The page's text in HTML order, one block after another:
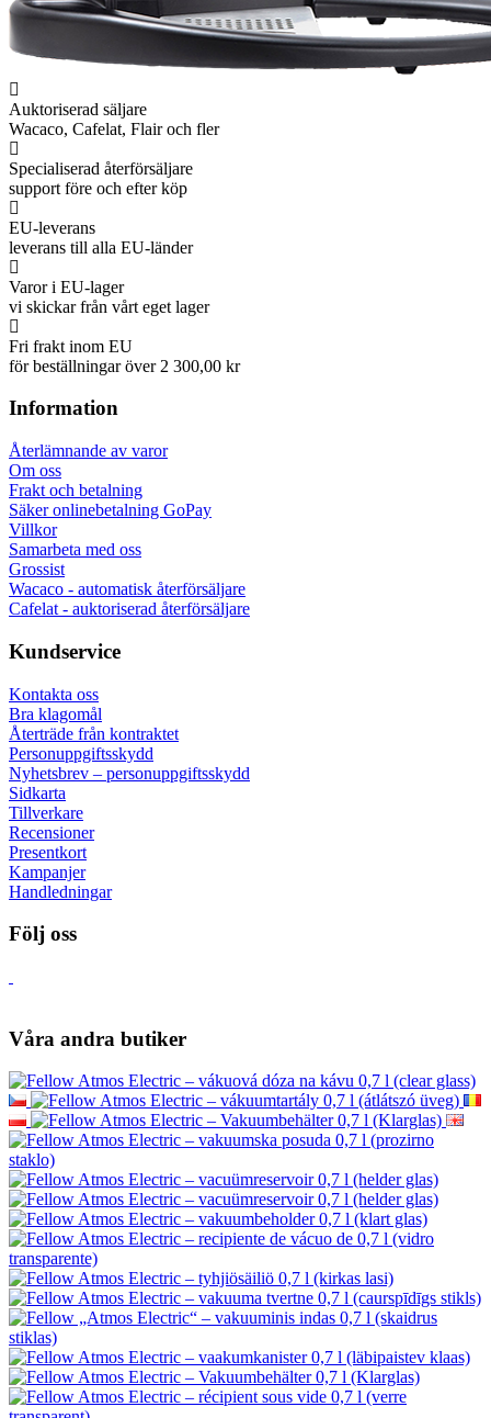
Wacaco, Cafelat, Flair och fler
Specialiserad återförsäljare
support före och efter köp
EU-leverans
leverans till alla EU-länder
Varor i EU-lager
vi skickar från vårt eget lager
Fri frakt inom EU
Information
Återlämnande av varor
Om oss
Frakt och betalning
Säker onlinebetalning GoPay
Villkor
Samarbeta med oss
Grossist
Wacaco - automatisk återförsäljare
Cafelat - auktoriserad återförsäljare
Bra klagomål
Återträde från kontraktet
Personuppgiftsskydd
Nyhetsbrev – personuppgiftsskydd
Sidkarta
Tillverkare
Recensioner
Presentkort
Kampanjer
Handledningar
Följ oss
Våra andra butiker